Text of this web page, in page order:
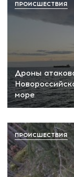
Дроны
море
ПРОИСШЕСТВИЯ
ПРОИСШЕСТВИЯ